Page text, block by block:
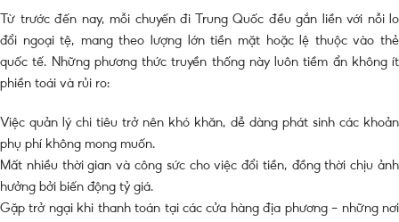
Từ trước đến nay, mỗi chuyến đi Trung Quốc đều gắn liền với nỗi lo
đổi ngoại tệ, mang theo lượng lớn tiền mặt hoặc lệ thuộc vào thẻ
quốc tế. Những phương thức truyền thống này luôn tiềm ẩn không ít
phiền toái và rủi ro:
Việc quản lý chi tiêu trở nên khó khăn, dễ dàng phát sinh các khoản
phụ phí không mong muốn.
Mất nhiều thời gian và công sức cho việc đổi tiền, đồng thời chịu ảnh
hưởng bởi biến động tỷ giá.
Gặp trở ngại khi thanh toán tại các cửa hàng địa phương – những nơi